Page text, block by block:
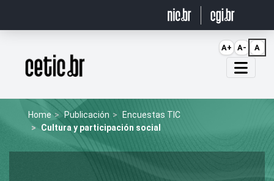
Página inicial
Home Publicación
Encuestas TIC
Cultura y participación social
A+ A- A